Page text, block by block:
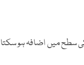
سطح میں اضافہ ہو سکتا